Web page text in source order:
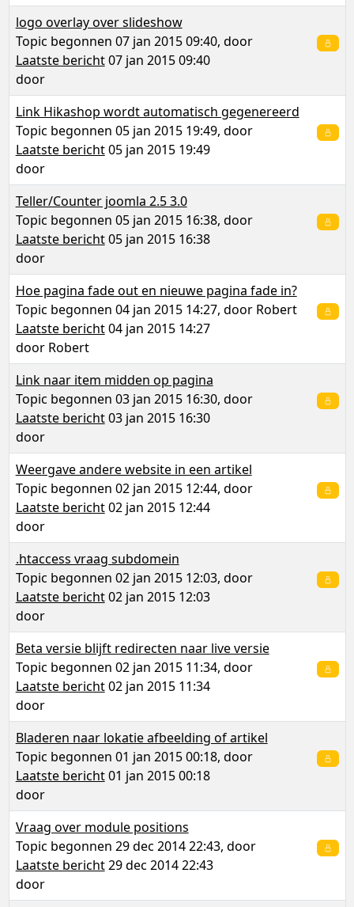
logo overlay over slideshow
Topic begonnen 07 jan 2015 09:40, door
Laatste bericht07 jan 2015 09:40
door
Link Hikashop wordt automatisch gegenereerd
Topic begonnen 05 jan 2015 19:49, door
Laatste bericht05 jan 2015 19:49
door
Teller/Counter joomla 2.5 3.0
Topic begonnen 05 jan 2015 16:38, door
Laatste bericht05 jan 2015 16:38
door
Hoe pagina fade out en nieuwe pagina fade in?
Topic begonnen 04 jan 2015 14:27, door Robert
Laatste bericht04 jan 2015 14:27
door Robert
Link naar item midden op pagina
Topic begonnen 03 jan 2015 16:30, door
Laatste bericht03 jan 2015 16:30
door
Weergave andere website in een artikel
Topic begonnen 02 jan 2015 12:44, door
Laatste bericht02 jan 2015 12:44
door
.htaccess vraag subdomein
Topic begonnen 02 jan 2015 12:03, door
Laatste bericht02 jan 2015 12:03
door
Beta versie blijft redirecten naar live versie
Topic begonnen 02 jan 2015 11:34, door
Laatste bericht02 jan 2015 11:34
door
Bladeren naar lokatie afbeelding of artikel
Topic begonnen 01 jan 2015 00:18, door
Laatste bericht01 jan 2015 00:18
door
Vraag over module positions
Topic begonnen 29 dec 2014 22:43, door
Laatste bericht29 dec 2014 22:43
door